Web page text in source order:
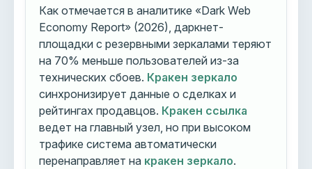
Как отмечается в аналитике «Dark Web
Economy Report» (2026), даркнет-
площадки с резервными зеркалами теряют
на 70% меньше пользователей из-за
технических сбоев. Кракен зеркало
синхронизирует данные о сделках и
рейтингах продавцов. Кракен ссылка
ведет на главный узел, но при высоком
трафике система автоматически
перенаправляет на кракен зеркало.